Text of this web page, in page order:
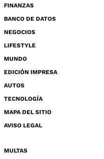
FINANZAS
BANCO DE DATOS
NEGOCIOS
LIFESTYLE
MUNDO
EDICIÓN IMPRESA
AUTOS
TECNOLOGÍA
MAPA DEL SITIO
AVISO LEGAL
MULTAS